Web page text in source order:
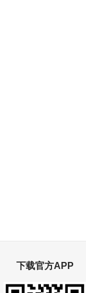
下载官方APP